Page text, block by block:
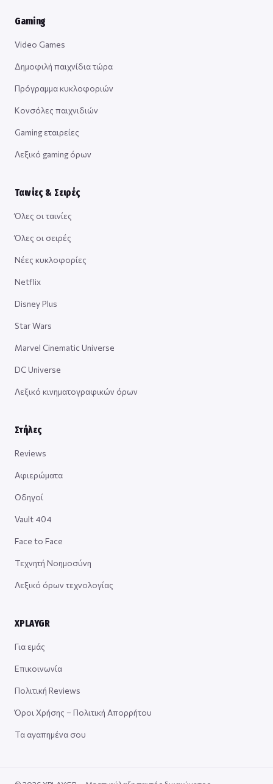
Gaming
Video Games
Δημοφιλή παιχνίδια τώρα
Πρόγραμμα κυκλοφοριών
Κονσόλες παιχνιδιών
Gaming εταιρείες
Λεξικό gaming όρων
Ταινίες & Σειρές
Όλες οι ταινίες
Όλες οι σειρές
Νέες κυκλοφορίες
Netflix
Disney Plus
Star Wars
Marvel Cinematic Universe
DC Universe
Λεξικό κινηματογραφικών όρων
Στήλες
Reviews
Αφιερώματα
Οδηγοί
Vault 404
Face to Face
Τεχνητή Νοημοσύνη
Λεξικό όρων τεχνολογίας
XPLAYGR
Για εμάς
Επικοινωνία
Πολιτική Reviews
Όροι Χρήσης – Πολιτική Απορρήτου
Τα αγαπημένα σου